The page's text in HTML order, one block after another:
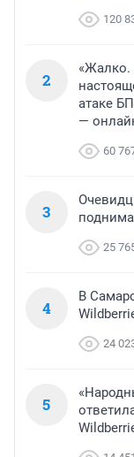
120
2
«Жалко.
атаке
—
60
3
25
4
В
24
5